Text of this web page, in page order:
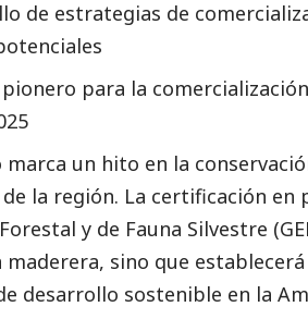
de estrategias de
para la
marca un hito en la
la región. La certificación en
y de Fauna Silvestre
maderera, sino que
desarrollo sostenible en la